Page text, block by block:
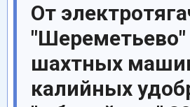
От
"Шереметьево"
шахтных
калийных